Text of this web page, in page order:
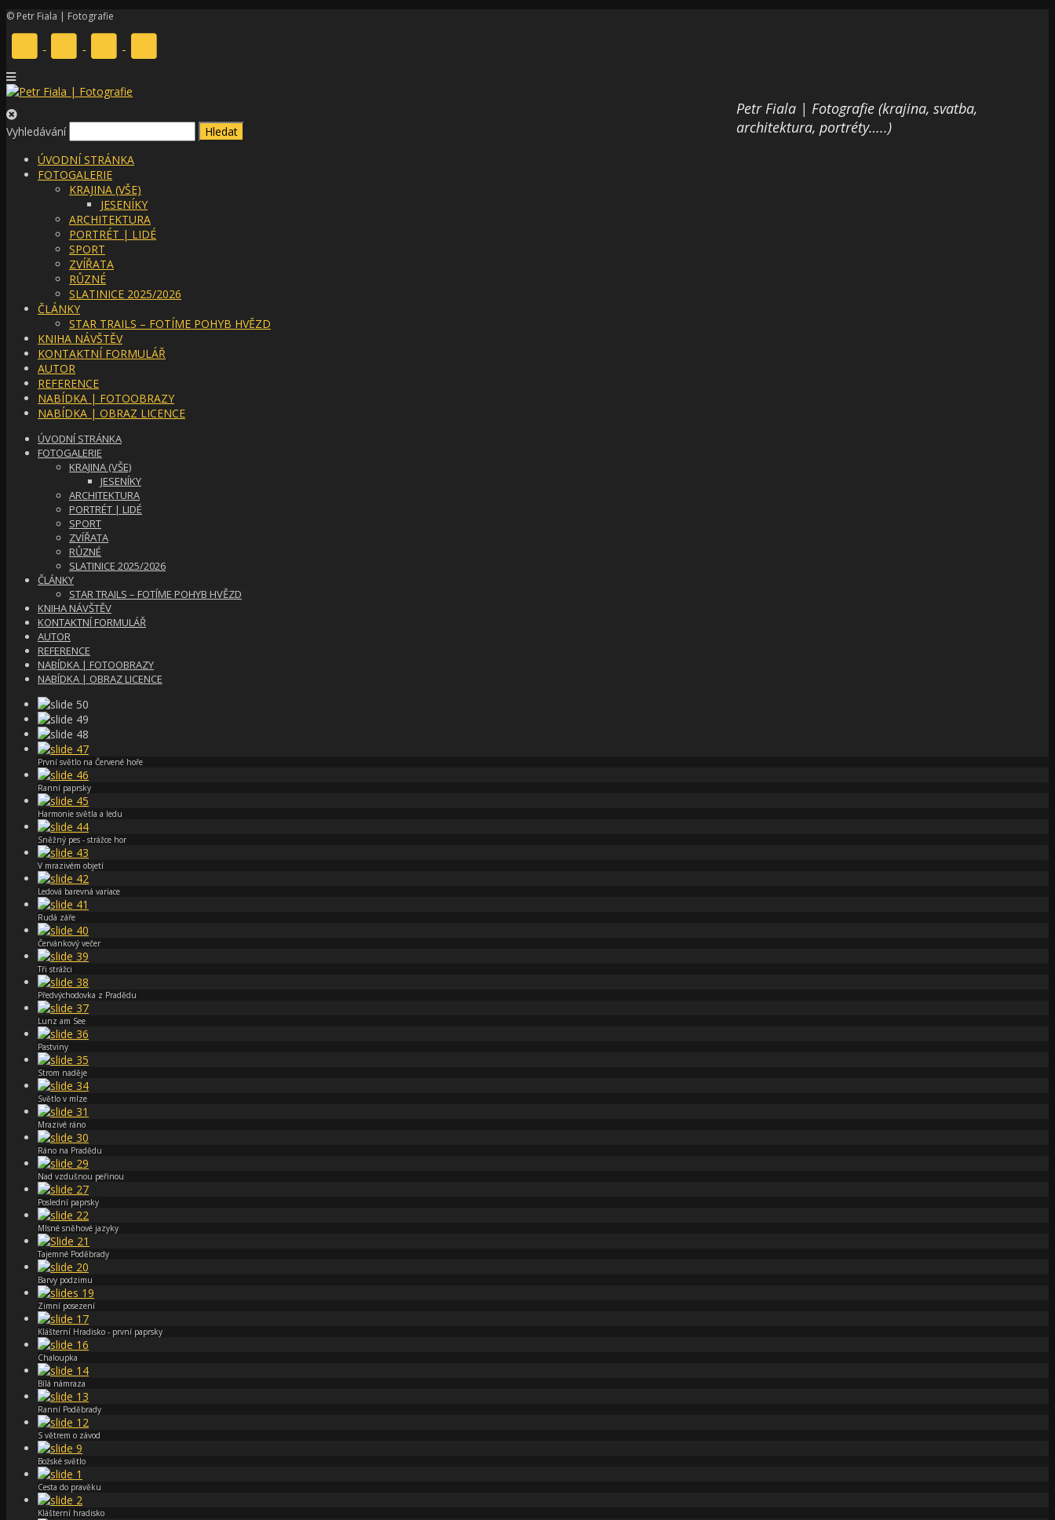
© Petr Fiala | Fotografie
Petr Fiala | Fotografie (krajina, svatba,
architektura, portréty…..)
Vyhledávání
ÚVODNÍ STRÁNKA
FOTOGALERIE
KRAJINA (VŠE)
JESENÍKY
ARCHITEKTURA
PORTRÉT | LIDÉ
SPORT
ZVÍŘATA
RŮZNÉ
SLATINICE 2025/2026
ČLÁNKY
STAR TRAILS – FOTÍME POHYB HVĚZD
KNIHA NÁVŠTĚV
KONTAKTNÍ FORMULÁŘ
AUTOR
REFERENCE
NABÍDKA | FOTOOBRAZY
NABÍDKA | OBRAZ LICENCE
ÚVODNÍ STRÁNKA
FOTOGALERIE
KRAJINA (VŠE)
JESENÍKY
ARCHITEKTURA
PORTRÉT | LIDÉ
SPORT
ZVÍŘATA
RŮZNÉ
SLATINICE 2025/2026
ČLÁNKY
STAR TRAILS – FOTÍME POHYB HVĚZD
KNIHA NÁVŠTĚV
KONTAKTNÍ FORMULÁŘ
AUTOR
REFERENCE
NABÍDKA | FOTOOBRAZY
NABÍDKA | OBRAZ LICENCE
První světlo na Červené hoře
Ranní paprsky
Harmonie světla a ledu
Sněžný pes - strážce hor
V mrazivém objetí
Ledová barevná variace
Rudá záře
Červánkový večer
Tři strážci
Předvýchodovka z Pradědu
Lunz am See
Pastviny
Strom naděje
Světlo v mlze
Mrazivé ráno
Ráno na Pradědu
Nad vzdušnou peřinou
Poslední paprsky
Mlsné sněhové jazyky
Tajemné Poděbrady
Barvy podzimu
Zimní posezení
Klášterní Hradisko - první paprsky
Chaloupka
Bílá námraza
Ranní Poděbrady
S větrem o závod
Božské světlo
Cesta do pravěku
Klášterní hradisko